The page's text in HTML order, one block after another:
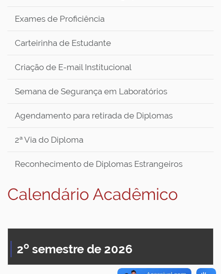
Exames de Proficiência
Carteirinha de Estudante
Criação de E-mail Institucional
Semana de Segurança em Laboratórios
Agendamento para retirada de Diplomas
2ª Via do Diploma
Reconhecimento de Diplomas Estrangeiros
Calendário Acadêmico
2o semestre de 2026